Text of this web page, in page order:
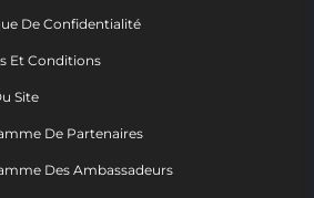
De Confidentialité
Et Conditions
Site
De Partenaires
Des Ambassadeurs